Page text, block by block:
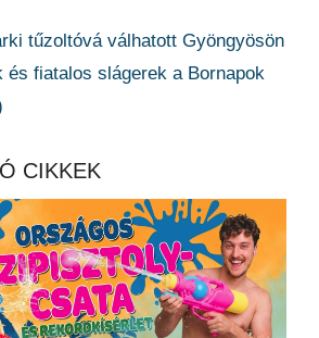
tűzoltóvá válhatott Gyöngyösön
és fiatalos slágerek a Bornapok
CIKKEK